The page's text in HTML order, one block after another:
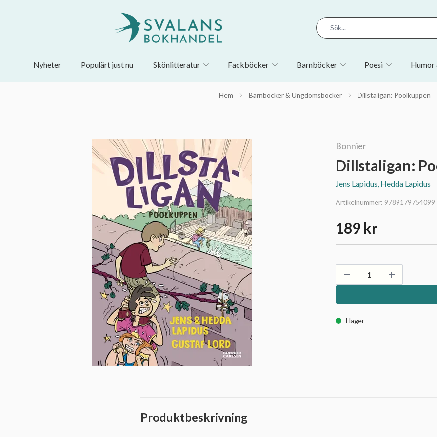
Nyheter Populärt just nu Skönlitteratur Fackböcker Barnböcker Poesi Humor
Hem Barnböcker & Ungdomsböcker Dillstaligan: Poolkuppen
Bonnier
Dillstaligan:
Jens Lapidus, Hedda Lapidus
Artikelnummer: 9789179754099
189 kr
I lager
Produktbeskrivning